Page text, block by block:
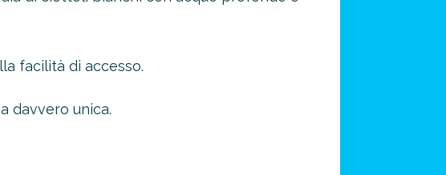
facilità di accesso.
davvero unica.